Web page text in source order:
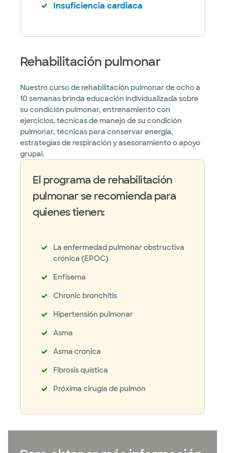
Insuficiencia cardiaca
Rehabilitación pulmonar
Nuestro curso de rehabilitación pulmonar de ocho a
10 semanas brinda educación individualizada sobre
su condición pulmonar, entrenamiento con
ejercicios, técnicas de manejo de su condición
pulmonar, técnicas para conservar energía,
estrategias de respiración y asesoramiento o apoyo
grupal.
El programa de rehabilitación
pulmonar se recomienda para
quienes tienen:
La enfermedad pulmonar obstructiva
crónica (EPOC)
Enfisema
Chronic bronchitis
Hipertensión pulmonar
Asma
Asma cronica
Fibrosis quística
Próxima cirugía de pulmón